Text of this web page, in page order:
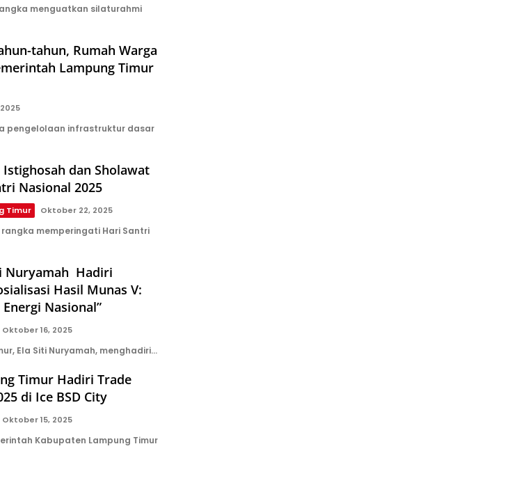
menguatkan silaturahmi
tahun, Rumah Warga
Lampung Timur
pengelolaan infrastruktur dasar
dan Sholawat
Nasional 2025
Timur Oktober 22, 2025
rangka memperingati Hari Santri
Nuryamah Hadiri
Hasil Munas V:
Nasional”
Oktober 16, 2025
Ela Siti Nuryamah, menghadiri…
Timur Hadiri Trade
di Ice BSD City
Oktober 15, 2025
Kabupaten Lampung Timur